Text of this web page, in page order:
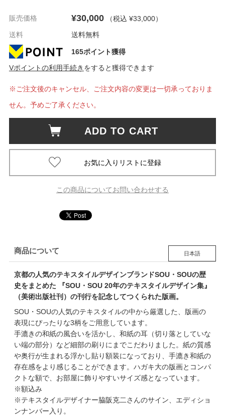
販売価格 ¥30,000 （税込 ¥33,000）
送料
送料無料
165ポイント獲得
Vポイントの利用手続き をすると獲得できます
※ご注文後のキャンセル、ご注文内容の変更は一切承っておりま
せん。予めご了承ください。
ADD TO CART
この商品についてお問い合わせする
商品について 日本語
京都の人気のテキスタイルデザインブランドSOU・SOUの歴
史をまとめた 『SOU・SOU 20年のテキスタイルデザイン集』
（美術出版社刊）の刊行を記念してつくられた版画。
SOU・SOUの人気のテキスタイルの中から厳選した、版画の
表現にぴったりな3柄をご用意しています。
手漉きの和紙の風合いを活かし、和紙の耳（切り落としていな
い端の部分）など細部の刷りにまでこだわりました。紙の質感
や奥行が生まれる浮かし貼り額装になっており、手漉き和紙の
存在感をより感じることができます。ハガキ大の版画とコンパ
クトな額で、お部屋に飾りやすいサイズ感となっています。
※額込み
※テキスタイルデザイナー脇阪克二さんのサイン、エディショ
ンナンバー入り。